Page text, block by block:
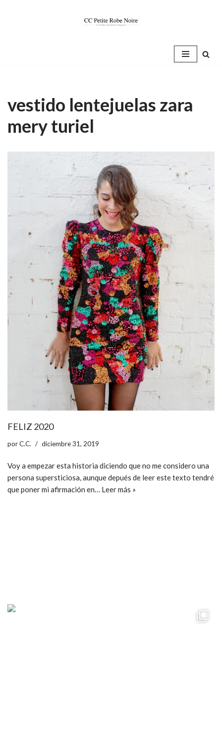
vestido lentejuelas zara
mery turiel
FELIZ 2020
porC.C. diciembre 31, 2019
Voy a empezar esta historia diciendo que no me considero una
persona supersticiosa, aunque depués de leer este texto tendré
que poner mi afirmación en… Leer más »